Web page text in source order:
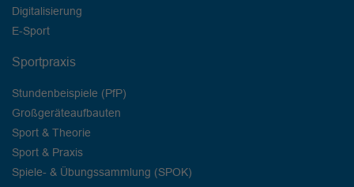
Digitalisierung
E-Sport
Sportpraxis
Stundenbeispiele (PfP)
Großgeräteaufbauten
Sport & Theorie
Sport & Praxis
Spiele- & Übungssammlung (SPOK)